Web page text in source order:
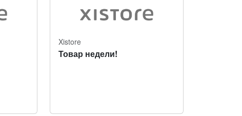
Xistore
Товар недели!